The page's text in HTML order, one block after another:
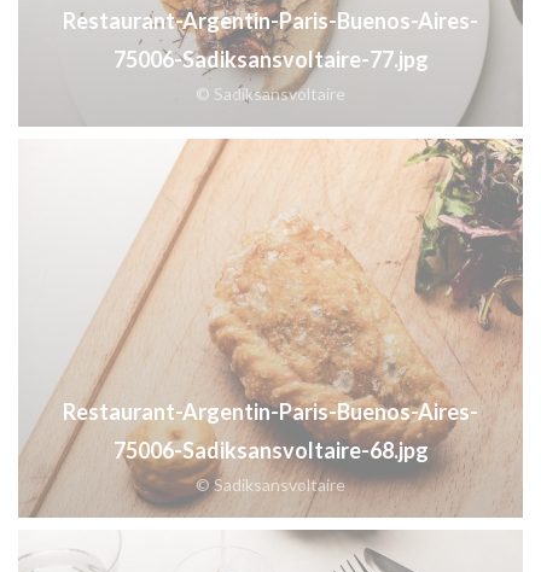
Restaurant-Argentin-Paris-Buenos-Aires-
75006-Sadiksansvoltaire-77.jpg
© Sadiksansvoltaire
Restaurant-Argentin-Paris-Buenos-Aires-
75006-Sadiksansvoltaire-68.jpg
© Sadiksansvoltaire